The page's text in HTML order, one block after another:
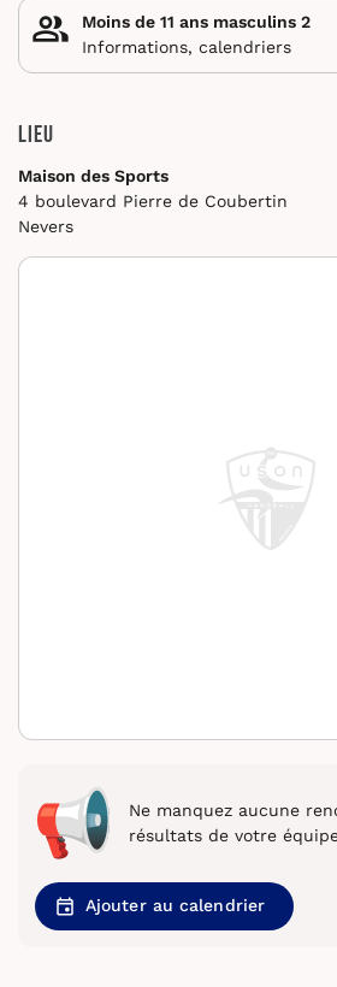
Moins de 11 ans masculins 2
Informations, calendriers
Lieu
Maison des Sports
4 boulevard Pierre de Coubertin
Nevers
Ne manquez aucune
résultats de votre
Ajouter au calendrier